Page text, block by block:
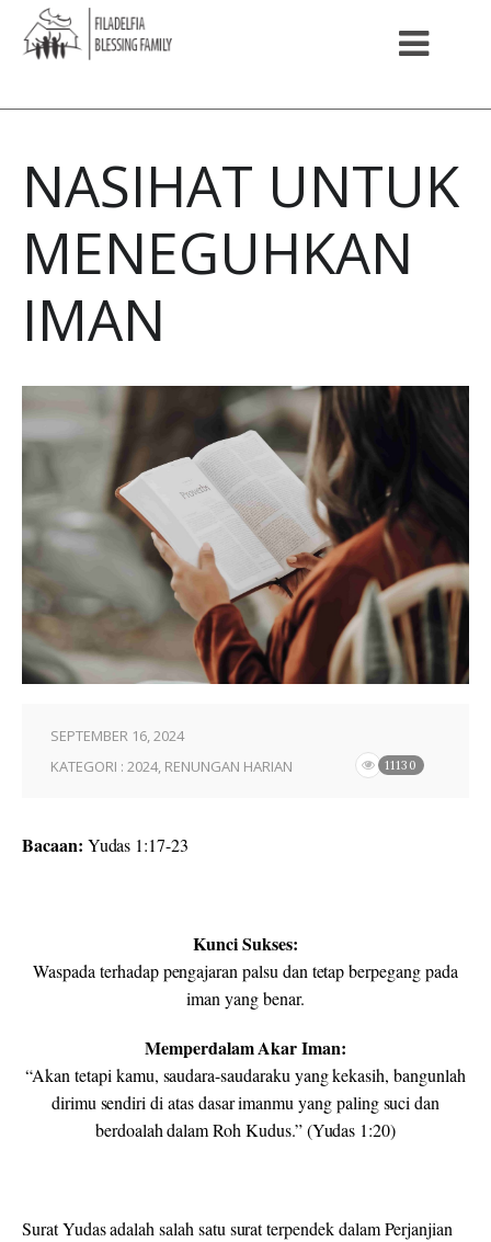
NASIHAT UNTUK
MENEGUHKAN
IMAN
SEPTEMBER 16, 2024
KATEGORI : 2024, RENUNGAN HARIAN 11130
Bacaan: Yudas 1:17-23
Kunci Sukses:
Waspada terhadap pengajaran palsu dan tetap berpegang pada
iman yang benar.
Memperdalam Akar Iman:
“Akan tetapi kamu, saudara-saudaraku yang kekasih, bangunlah
dirimu sendiri di atas dasar imanmu yang paling suci dan
berdoalah dalam Roh Kudus.” (Yudas 1:20)
Surat Yudas adalah salah satu surat terpendek dalam Perjanjian